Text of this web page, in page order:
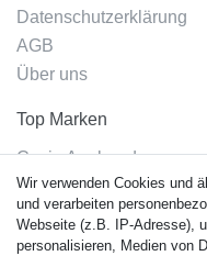
Datenschutzerklärung
AGB
Über uns
Top Marken
Casio Armband
Festina Armband
Citizen Armband
M. Lacroix Armband
Wir verwenden Cookies und
und verarbeiten
Webseite (z.B. IP-Adresse),
personalisieren, Medien von